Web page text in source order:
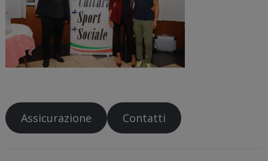
Assicurazione Contatti